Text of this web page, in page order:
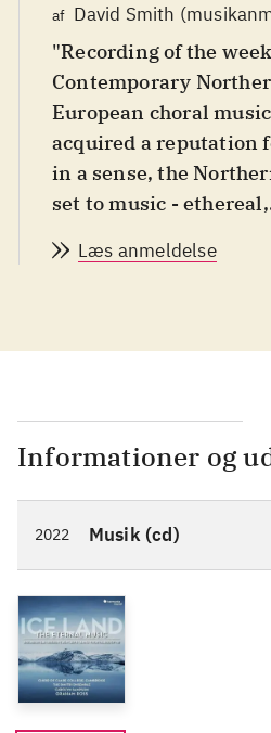
af David Smith
"Recording of the
Contemporary
European choral
acquired a reputation
in a sense, the
set to music - ethereal,
Anna Þorvaldsdóttir's
Hinsta kveðja,
magnificent addition to
string orchestra canon,
tonal shifts
Vaughan Williams".
Læs anmeldelse
Informationer og
2022 Musik (cd)